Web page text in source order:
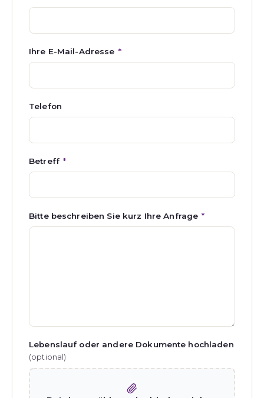
Ihre E-Mail-Adresse *
Telefon
Betreff *
Bitte beschreiben Sie kurz Ihre Anfrage *
Lebenslauf oder andere Dokumente hochladen
(optional)